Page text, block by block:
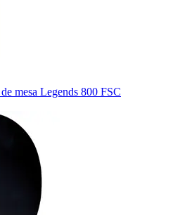
mesa Legends 800 FSC